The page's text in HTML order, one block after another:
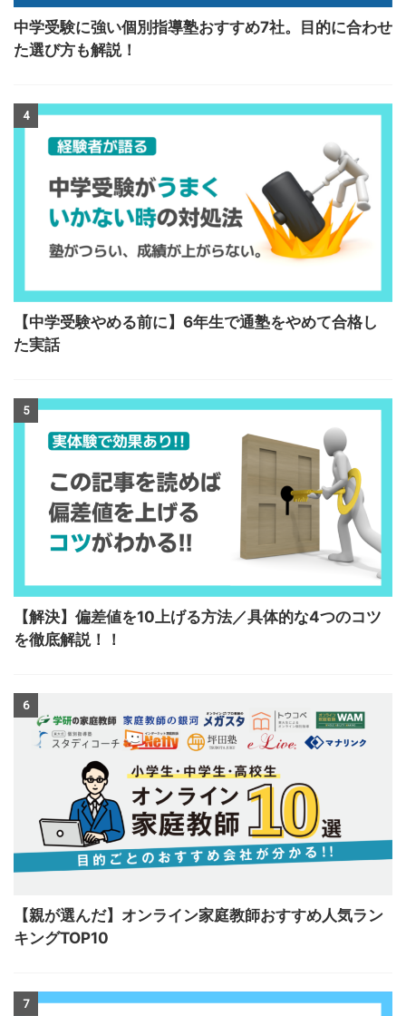
中学受験に強い個別指導塾おすすめ7社。目的に合わせ
た選び方も解説！
4
【中学受験やめる前に】6年生で通塾をやめて合格し
た実話
5
【解決】偏差値を10上げる方法／具体的な4つのコツ
を徹底解説！！
6
【親が選んだ】オンライン家庭教師おすすめ人気ラン
キングTOP10
7